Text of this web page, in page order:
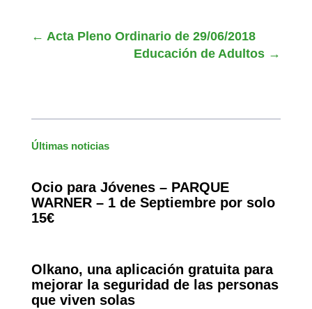
← Acta Pleno Ordinario de 29/06/2018
Educación de Adultos →
Últimas noticias
Ocio para Jóvenes – PARQUE
WARNER – 1 de Septiembre por solo
15€
Olkano, una aplicación gratuita para
mejorar la seguridad de las personas
que viven solas